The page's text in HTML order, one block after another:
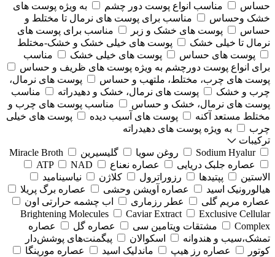
حساس
مناسب انواع پوست دور چشم
به ویژه پوست های
خشک وحساس
مناسب برای پوست های نرمال تا مختلط و
حساس
پوست های خشک و زبر
مناسب برای پوست های
نرمال تا خیلی خشک
پوست های خیلی خشک و خشک-مختلط
پوست های حساس
پوست های خیلی خشک
مناسب
برای انواع پوست دورچشم به ویژه پوست های ظریف و حساس
پوست های چرب، مختلط، ملتهب و حساس
پوست های نرمال،
چرب و خشک
پوست های نرمال، خشک و دهیدراته
مناسب
پوست های نرمال، خشک و حساس
مناسب پوست های چرب و
مختلط مستعد آکنه
پوست های آسیب دیده
پوست های خیلی
چرب
به ویژه پوست های دهیدراته
ترکیبات
Sodium Hyalur
روغن سویا گلیسیرین
Miracle Broth
عصاره جلبک دریایی
عصاره نعناع ATP
NAD
الاستین
پپتیدها رزوراترول کلاژن
⁠نیاسینامید
هیالورونیک اسید
عصاره آویشن وحشی
عصاره برگ پریلا
عصاره مریم گلی
عطر رزماری
اب چشمه حرارتی اون
Brightening Molecules
Caviar Extract
Exclusive Cellular
Complex
مشتقات ویتامین سی عصاره گل
عصاره
تمشک،سیب و هندوانه
اسکوالان
پیگمنت‌های پوشش‌دار
کوتور
عصاره رز هیپ ماندلیک اسید
عصاره مورینگا